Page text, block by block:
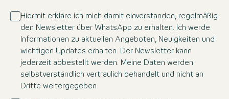
Hiermit erkläre ich mich damit einverstanden, regelmäßig
den Newsletter über WhatsApp zu erhalten. Ich werde
Informationen zu aktuellen Angeboten, Neuigkeiten und
wichtigen Updates erhalten. Der Newsletter kann
jederzeit abbestellt werden. Meine Daten werden
selbstverständlich vertraulich behandelt und nicht an
Dritte weitergegeben.